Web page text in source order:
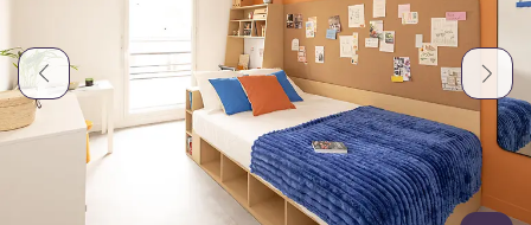
Sprache
Español
Català
Italian French
Portuguese